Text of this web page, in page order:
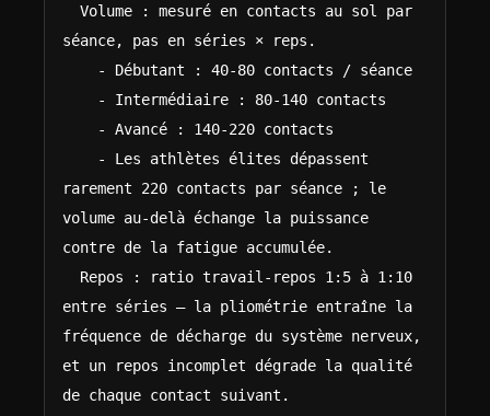
séance, pas en séries × reps.
rarement 220 contacts par séance ; le
volume au-delà échange la puissance
contre de la fatigue accumulée.
entre séries — la pliométrie entraîne la
fréquence de décharge du système nerveux,
et un repos incomplet dégrade la qualité
de chaque contact suivant.